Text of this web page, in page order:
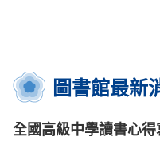
圖書館最新
全國高級中學讀書心